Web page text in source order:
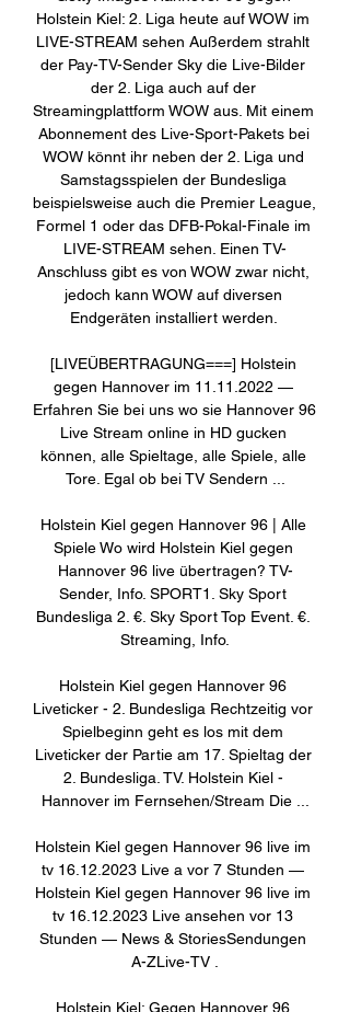
Holstein Kiel: 2. Liga heute auf WOW im
LIVE-STREAM sehen Außerdem strahlt
der Pay-TV-Sender Sky die Live-Bilder
der 2. Liga auch auf der
Streamingplattform WOW aus. Mit einem
Abonnement des Live-Sport-Pakets bei
WOW könnt ihr neben der 2. Liga und
Samstagsspielen der Bundesliga
beispielsweise auch die Premier League,
Formel 1 oder das DFB-Pokal-Finale im
LIVE-STREAM sehen. Einen TV-
Anschluss gibt es von WOW zwar nicht,
jedoch kann WOW auf diversen
Endgeräten installiert werden.
[LIVEÜBERTRAGUNG===] Holstein
gegen Hannover im 11.11.2022 —
Erfahren Sie bei uns wo sie Hannover 96
Live Stream online in HD gucken
können, alle Spieltage, alle Spiele, alle
Tore. Egal ob bei TV Sendern ...
Holstein Kiel gegen Hannover 96 | Alle
Spiele Wo wird Holstein Kiel gegen
Hannover 96 live übertragen? TV-
Sender, Info. SPORT1. Sky Sport
Bundesliga 2. €. Sky Sport Top Event. €.
Streaming, Info.
Holstein Kiel gegen Hannover 96
Liveticker - 2. Bundesliga Rechtzeitig vor
Spielbeginn geht es los mit dem
Liveticker der Partie am 17. Spieltag der
2. Bundesliga. TV. Holstein Kiel -
Hannover im Fernsehen/Stream Die ...
Holstein Kiel gegen Hannover 96 live im
tv 16.12.2023 Live a vor 7 Stunden —
Holstein Kiel gegen Hannover 96 live im
tv 16.12.2023 Live ansehen vor 13
Stunden — News & StoriesSendungen
A-ZLive-TV .
Holstein Kiel: Gegen Hannover 96